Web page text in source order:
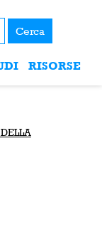
Cerca
RISORSE